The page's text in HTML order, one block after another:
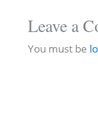
Leave a
You must be